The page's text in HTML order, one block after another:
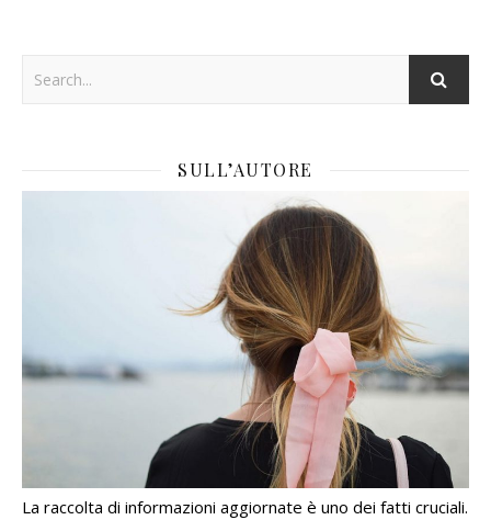
SULL’AUTORE
La raccolta di informazioni aggiornate è uno dei fatti cruciali.